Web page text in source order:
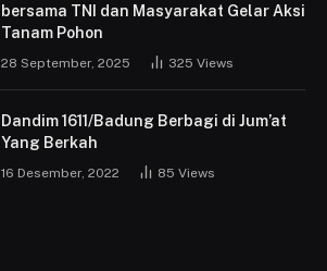
bersama TNI dan Masyarakat Gelar Aksi
Tanam Pohon
28 September, 2025 325 Views
Dandim 1611/Badung Berbagi di Jum’at
Yang Berkah
16 Desember, 2022 85 Views